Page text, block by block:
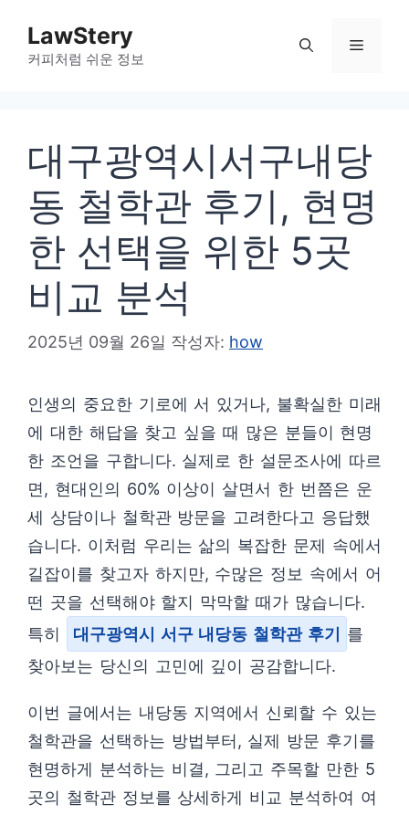
LawStery
커피처럼 쉬운 정보
메
대구광역시서구내당
동 철학관 후기, 현명
한 선택을 위한 5곳
비교 분석
2025년 09월 26일 작성자: how
인생의 중요한 기로에 서 있거나, 불확실한 미래
에 대한 해답을 찾고 싶을 때 많은 분들이 현명
한 조언을 구합니다. 실제로 한 설문조사에 따르
면, 현대인의 60% 이상이 살면서 한 번쯤은 운
세 상담이나 철학관 방문을 고려한다고 응답했
습니다. 이처럼 우리는 삶의 복잡한 문제 속에서
길잡이를 찾고자 하지만, 수많은 정보 속에서 어
떤 곳을 선택해야 할지 막막할 때가 많습니다.
특히
대구광역시 서구 내당동 철학관 후기
를
찾아보는 당신의 고민에 깊이 공감합니다.
이번 글에서는 내당동 지역에서 신뢰할 수 있는
철학관을 선택하는 방법부터, 실제 방문 후기를
현명하게 분석하는 비결, 그리고 주목할 만한 5
곳의 철학관 정보를 상세하게 비교 분석하여 여